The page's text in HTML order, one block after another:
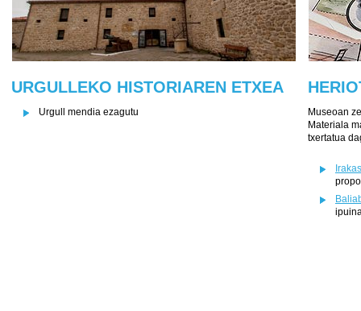
URGULLEKO HISTORIAREN ETXEA
Urgull mendia ezagutu
Museoan
Materiala
txertatua